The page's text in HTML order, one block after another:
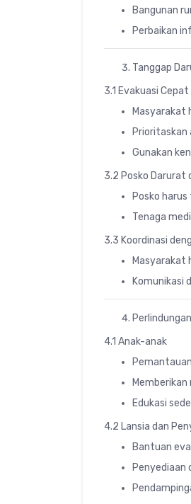
Bangunan
Perbaikan
Tanggap
3.1 Evakuasi
Masyarakat
Prioritaskan
Gunakan
3.2 Posko Darurat
Posko
Tenaga
3.3 Koordinasi
Masyarakat
Komunikasi
4.1 Anak-anak
Edukasi
4.2 Lansia dan
Bantuan